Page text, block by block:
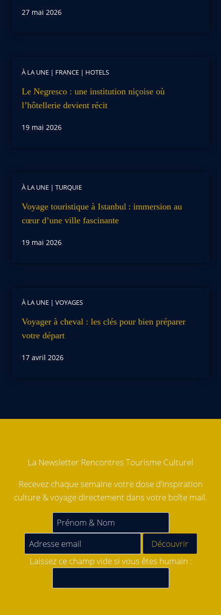
27 mai 2026
À LA UNE | FRANCE | HOTELS
Le Negresco : une institution niçoise où
l’hôtellerie devient récit
19 mai 2026
À LA UNE | TURQUIE
Voyage touristique à Istanbul : immersion au
cœur d’une ville fascinante
19 mai 2026
À LA UNE | VOYAGES
Voyager à cheval : les clés pour bien préparer
votre départ
17 avril 2026
La Newsletter Rencontres Tourisme Culturel
Recevez chaque semaine votre dose d'inspiration
culture & voyage directement dans votre boîte mail.
Laissez ce champ vide si vous êtes humain :